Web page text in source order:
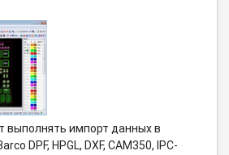
выполнять импорт данных в
DPF, HPGL, DXF, CAM350, IPC-